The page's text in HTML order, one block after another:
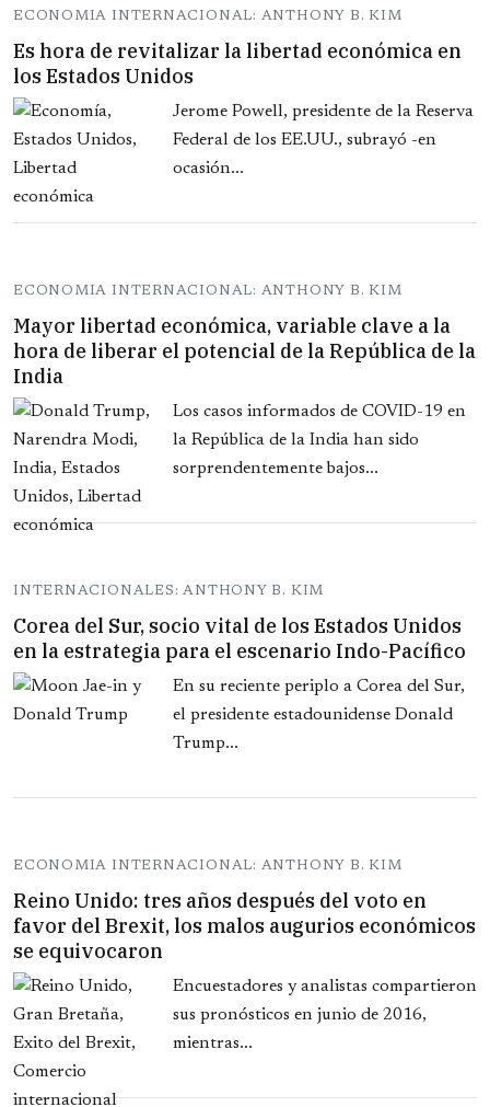
ECONOMIA INTERNACIONAL: ANTHONY B. KIM
Es hora de revitalizar la libertad económica en
los Estados Unidos
Jerome Powell, presidente de la Reserva
Federal de los EE.UU., subrayó -en
ocasión...
ECONOMIA INTERNACIONAL: ANTHONY B. KIM
Mayor libertad económica, variable clave a la
hora de liberar el potencial de la República de la
India
Los casos informados de COVID-19 en
la República de la India han sido
sorprendentemente bajos...
INTERNACIONALES: ANTHONY B. KIM
Corea del Sur, socio vital de los Estados Unidos
en la estrategia para el escenario Indo-Pacífico
En su reciente periplo a Corea del Sur,
el presidente estadounidense Donald
Trump...
ECONOMIA INTERNACIONAL: ANTHONY B. KIM
Reino Unido: tres años después del voto en
favor del Brexit, los malos augurios económicos
se equivocaron
Encuestadores y analistas compartieron
sus pronósticos en junio de 2016,
mientras...